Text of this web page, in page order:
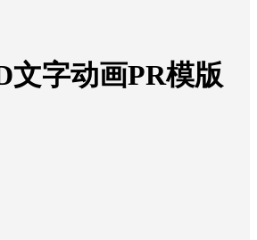
文字动画PR模版